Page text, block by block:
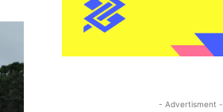
- Advertisment -